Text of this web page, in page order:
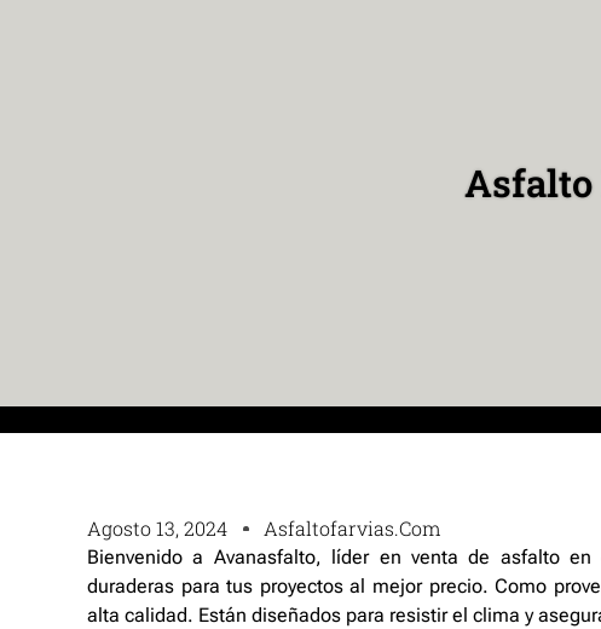
Asfalto
Agosto 13, 2024 Asfaltofarvias.com
Bienvenido a Avanasfalto, líder en venta de asfalto
duraderas para tus proyectos al mejor precio. Como
alta calidad. Están diseñados para resistir el clima y